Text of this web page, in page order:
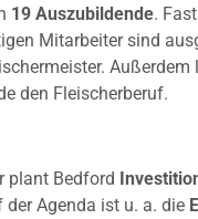
19 Auszubildende.
Mitarbeiter sind
Außerdem
den Fleischerberuf.
plant Bedford
der Agenda ist u. a. die